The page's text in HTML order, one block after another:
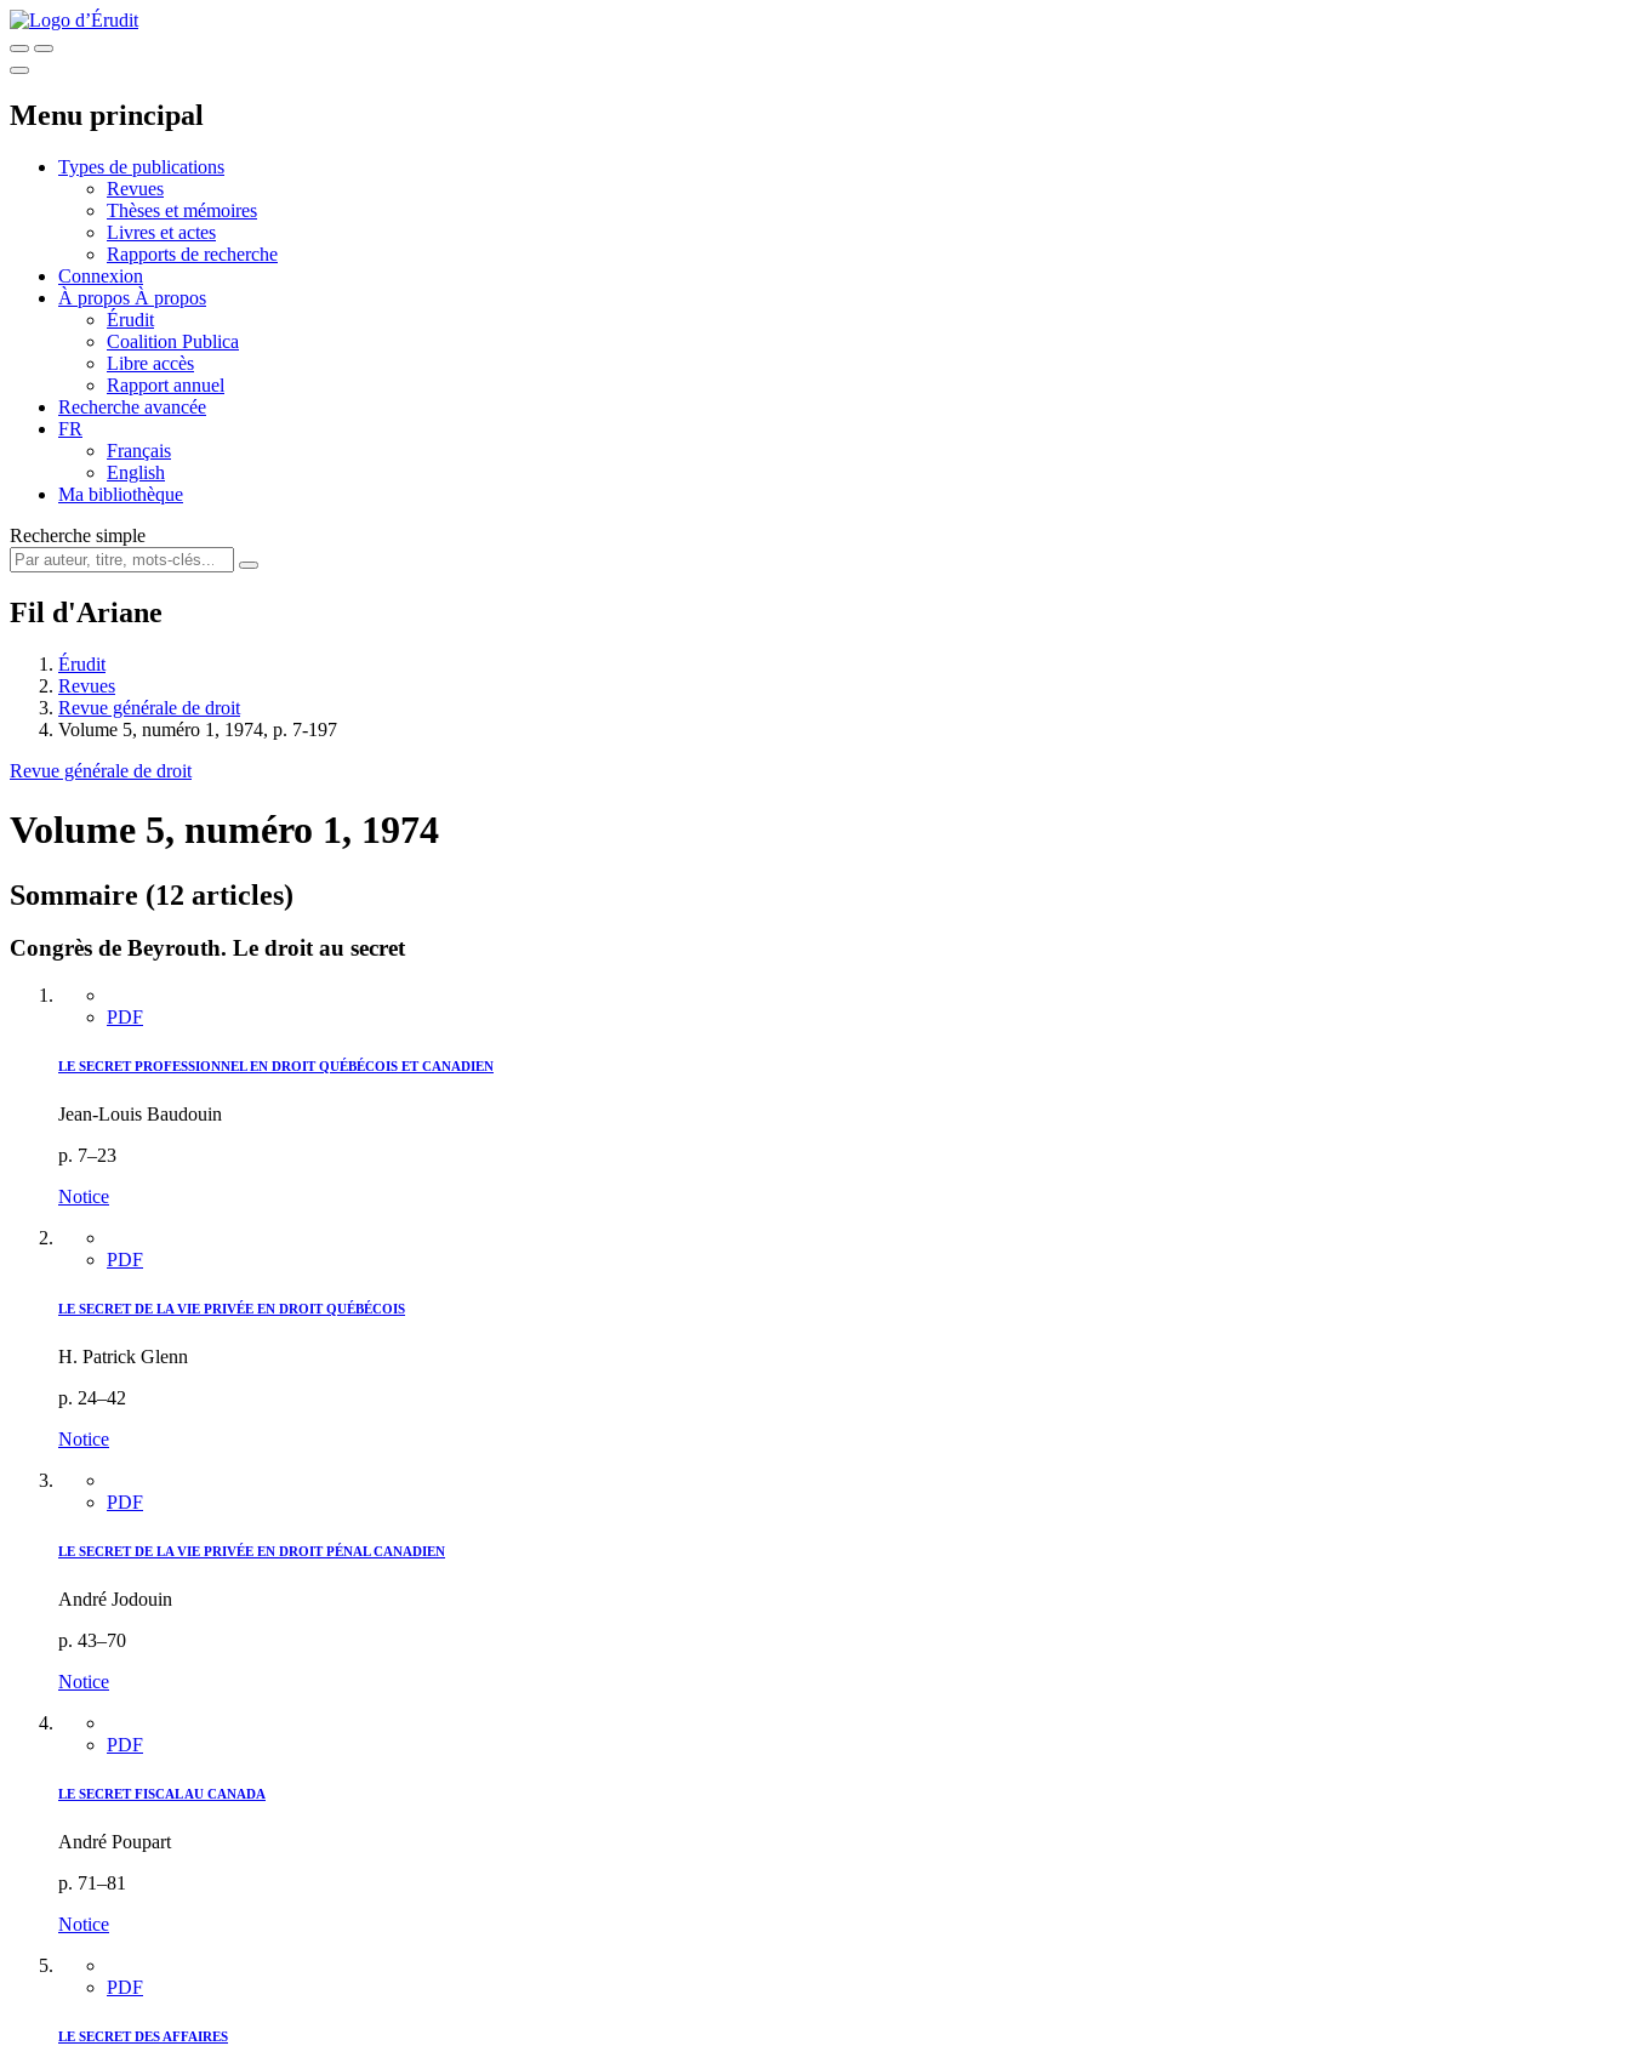
Menu principal
Types de publications
Revues
Thèses et mémoires
Livres et actes
Rapports de recherche
Connexion
À propos À propos
Érudit
Coalition Publica
Libre accès
Rapport annuel
Recherche avancée
FR
Français
English
Ma bibliothèque
Recherche simple
Fil d'Ariane
Érudit
Revues
Revue générale de droit
Volume 5, numéro 1, 1974, p. 7-197
Revue générale de droit
Volume 5, numéro 1, 1974
Sommaire (12 articles)
Congrès de Beyrouth. Le droit au secret
PDF
LE SECRET PROFESSIONNEL EN DROIT QUÉBÉCOIS ET CANADIEN
Jean-Louis Baudouin
p. 7–23
Notice
PDF
LE SECRET DE LA VIE PRIVÉE EN DROIT QUÉBÉCOIS
H. Patrick Glenn
p. 24–42
Notice
PDF
LE SECRET DE LA VIE PRIVÉE EN DROIT PÉNAL CANADIEN
André Jodouin
p. 43–70
Notice
PDF
LE SECRET FISCAL AU CANADA
André Poupart
p. 71–81
Notice
PDF
LE SECRET DES AFFAIRES